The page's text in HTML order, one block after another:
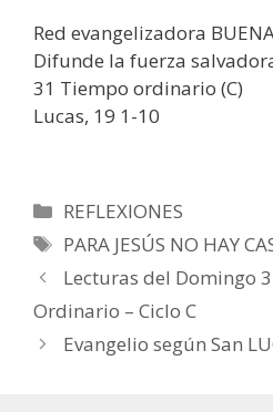
Red evangelizadora
Difunde la fuerza
31 Tiempo ordinario (C)
Lucas, 19 1-10
Categorías
REFLEXIONES
Etiquetas
PARA JESÚS NO HAY
Lecturas del Domingo
Ordinario – Ciclo C
Evangelio según San